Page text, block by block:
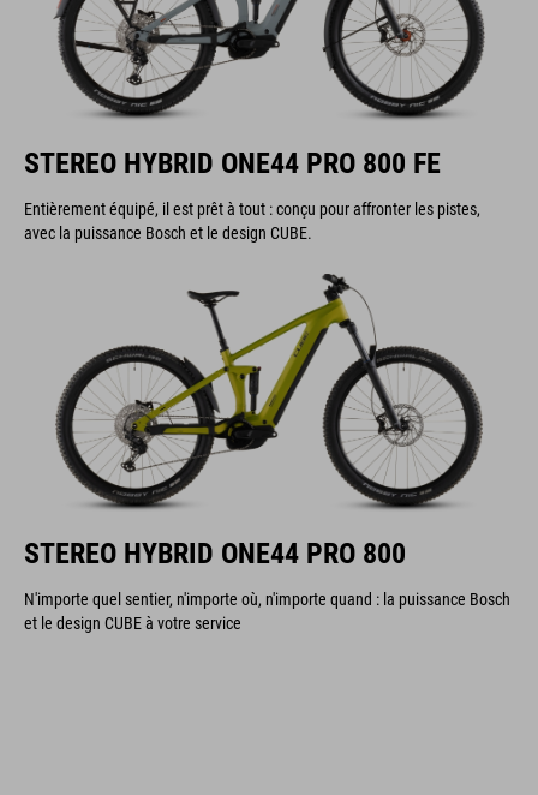
STEREO HYBRID ONE44 PRO 800 FE
Entièrement équipé, il est prêt à tout : conçu pour affronter les pistes,
avec la puissance Bosch et le design CUBE.
STEREO HYBRID ONE44 PRO 800
N'importe quel sentier, n'importe où, n'importe quand : la puissance Bosch
et le design CUBE à votre service